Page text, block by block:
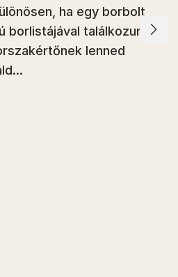
ha egy borbolt
borlistájával találkozunk.
lenned